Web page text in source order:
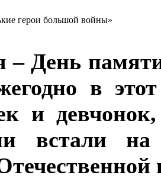
герои большой войны»
– День
в
и
встали